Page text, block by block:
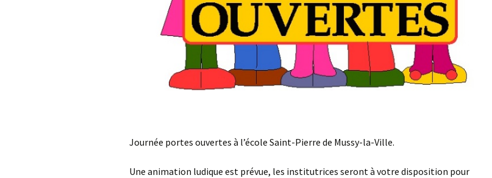
Journée portes ouvertes à l’école Saint-Pierre de Mussy-la-Ville.
Une animation ludique est prévue, les institutrices seront à votre disposition pour